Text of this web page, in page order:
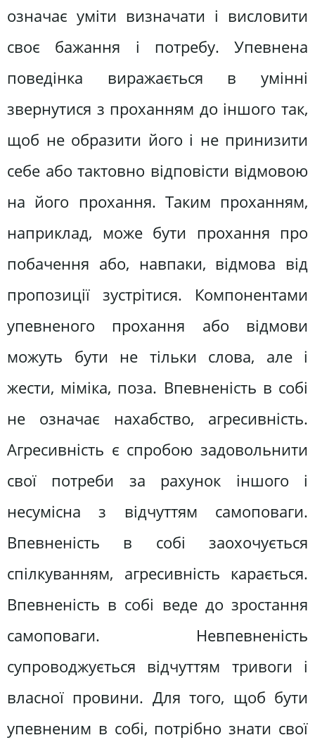
означає уміти визначати і висловити
своє бажання і потребу. Упевнена
поведінка виражається в умінні
звернутися з проханням до іншого так,
щоб не образити його і не принизити
себе або тактовно відповісти відмовою
на його прохання. Таким проханням,
наприклад, може бути прохання про
побачення або, навпаки, відмова від
пропозиції зустрітися. Компонентами
упевненого прохання або відмови
можуть бути не тільки слова, але і
жести, міміка, поза. Впевненість в собі
не означає нахабство, агресивність.
Агресивність є спробою задовольнити
свої потреби за рахунок іншого і
несумісна з відчуттям самоповаги.
Впевненість в собі заохочується
спілкуванням, агресивність карається.
Впевненість в собі веде до зростання
самоповаги. Невпевненість
супроводжується відчуттям тривоги і
власної провини. Для того, щоб бути
упевненим в собі, потрібно знати свої